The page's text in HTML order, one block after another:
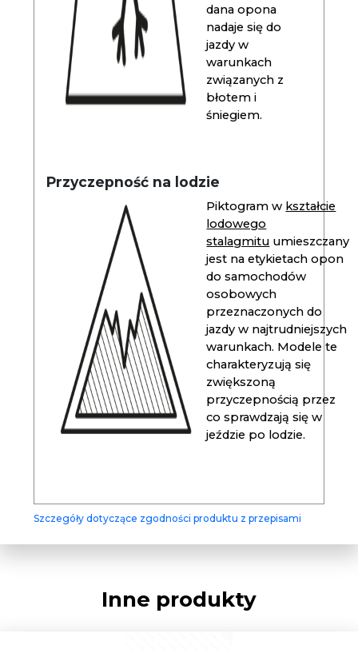
dana opona
nadaje się do
jazdy w
warunkach
związanych z
błotem i
śniegiem.
Przyczepność na lodzie
Piktogram w kształcie
lodowego
stalagmitu umieszczany
jest na etykietach opon
do samochodów
osobowych
przeznaczonych do
jazdy w najtrudniejszych
warunkach. Modele te
charakteryzują się
zwiększoną
przyczepnością przez
co sprawdzają się w
jeździe po lodzie.
Szczegóły dotyczące zgodności produktu z przepisami
Inne produkty